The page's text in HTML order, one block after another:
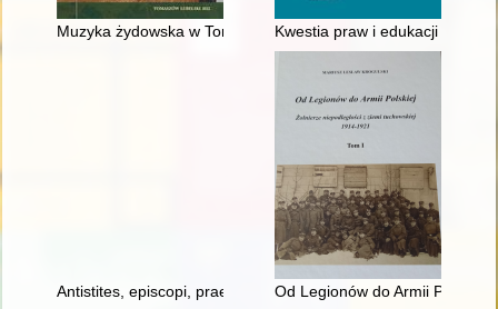
Muzyka żydowska w Tomaszowie Lubelskim przed
Kwestia praw i edukacji kobiet
Antistites, episcopi, praesules : materiały do dziejów hierarchii
Od Legionów do Armii Polskiej